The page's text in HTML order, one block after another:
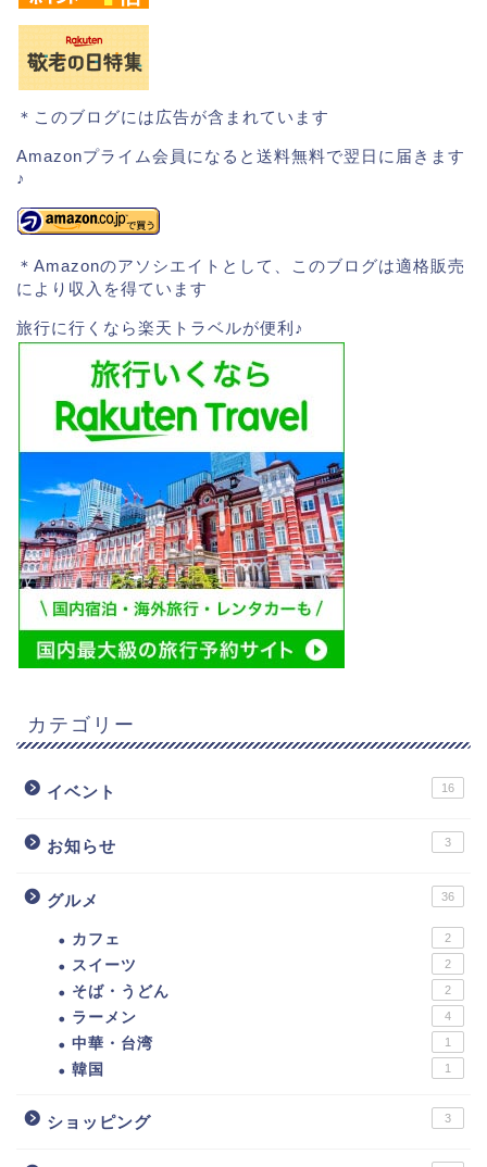
＊このブログには広告が含まれています
Amazonプライム会員になると送料無料で翌日に届きます
♪
＊Amazonのアソシエイトとして、このブログは適格販売
により収入を得ています
旅行に行くなら楽天トラベルが便利♪
カテゴリー
イベント 16
お知らせ 3
グルメ 36
カフェ 2
スイーツ 2
そば・うどん 2
ラーメン 4
中華・台湾 1
韓国 1
ショッピング 3